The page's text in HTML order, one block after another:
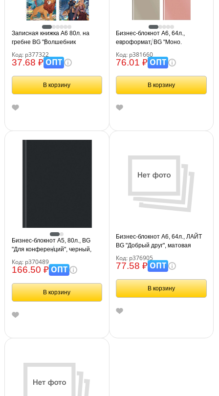
Записная книжка А6 80л. на
гребне BG "Волшебник
Код: р377322
37.68 ₽ОПТ
В корзину
Бизнес-блокнот А6, 64л.,
евроформат, BG "Моно.
ламинация
Код: р381660
76.01 ₽ОПТ
В корзину
Бизнес-блокнот А5, 80л., BG
"Для конференций", черный,
Код: р370489
166.50 ₽ОПТ
В корзину
Бизнес-блокнот А6, 64л., ЛАЙТ
BG "Добрый друг", матовая
Код: р376905
77.58 ₽ОПТ
В корзину